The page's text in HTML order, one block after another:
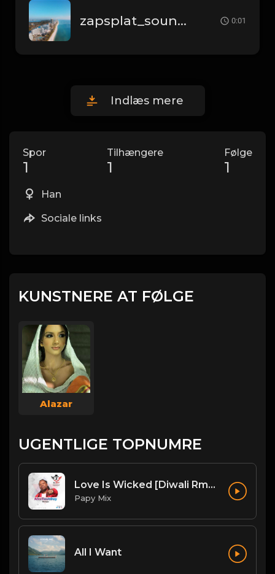
zapsplat_sound_design_whoosh_fast_011_32032.mp3 0:01
Indlæs mere
Spor
1
Tilhængere
1
Følge
1
Han
Sociale links
KUNSTNERE AT FØLGE
Alazar
UGENTLIGE TOPNUMRE
Love Is Wicked [Diwali Rmx].mp3
Papy Mix
All I Want